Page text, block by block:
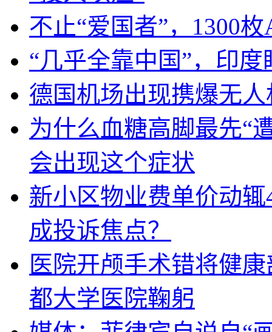
不止“爱国者”，1300
“几乎全靠中国”，印
德国机场出现携爆无
为什么血糖高脚最先“
会出现这个症状
新小区物业费单价动
成投诉焦点？
医院开颅手术错将健
都大学医院鞠躬